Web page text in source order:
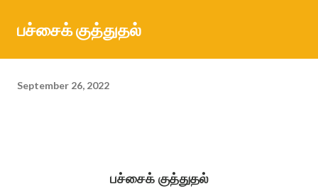
நர்மதா அணை கட்டப்படுவதற்காக கரையோரத்தில் வசித்த மக்கள்
பச்சைக் குத்துதல்
September 26, 2022
பச்சைக் குத்துதல்